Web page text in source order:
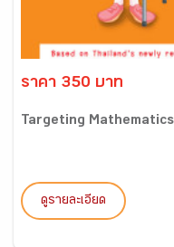
ราคา 350 บาท
Targeting
ดูรายละเอียด